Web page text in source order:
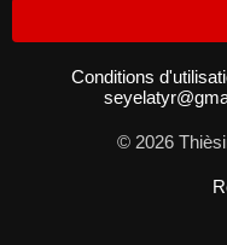
Conditions
© 2026